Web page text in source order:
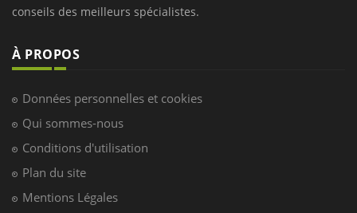
conseils des meilleurs spécialistes.
À PROPOS
Données personnelles et cookies
Qui sommes-nous
Conditions d'utilisation
Plan du site
Mentions Légales